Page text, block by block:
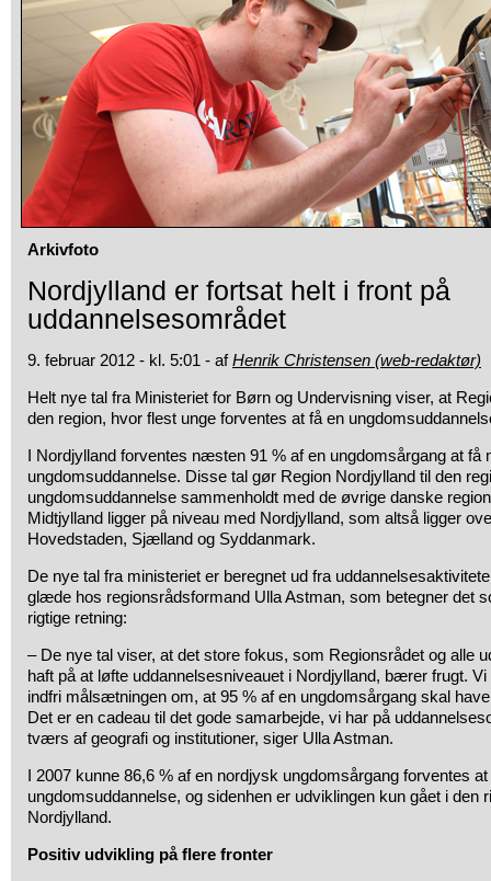
Arkivfoto
Nordjylland er fortsat helt i front på
uddannelsesområdet
9. februar 2012 - kl. 5:01 - afHenrik Christensen (web-redaktør)
Helt nye tal fra Ministeriet for Børn og Undervisning viser, at
den region, hvor flest unge forventes at få en
I Nordjylland forventes næsten 91 % af en ungdomsårgang at få
ungdomsuddannelse. Disse tal gør Region Nordjylland til den
ungdomsuddannelse sammenholdt med de øvrige danske
Midtjylland ligger på niveau med Nordjylland, som altså ligger
Hovedstaden, Sjælland og Syddanmark.
De nye tal fra ministeriet er beregnet ud fra
glæde hos regionsrådsformand Ulla Astman, som betegner det
rigtige retning:
– De nye tal viser, at det store fokus, som Regionsrådet og alle
haft på at løfte uddannelsesniveauet i Nordjylland, bærer frugt.
indfri målsætningen om, at 95 % af en ungdomsårgang skal
Det er en cadeau til det gode samarbejde, vi har på
tværs af geografi og institutioner, siger Ulla Astman.
I 2007 kunne 86,6 % af en nordjysk ungdomsårgang forventes
ungdomsuddannelse, og sidenhen er udviklingen kun gået i den
Nordjylland.
Positiv udvikling på flere fronter